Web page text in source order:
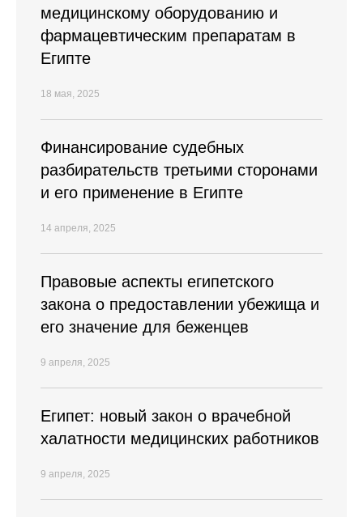
медицинскому оборудованию и
фармацевтическим препаратам в
Египте
18 мая, 2025
Финансирование судебных
разбирательств третьими сторонами
и его применение в Египте
14 апреля, 2025
Правовые аспекты египетского
закона о предоставлении убежища и
его значение для беженцев
9 апреля, 2025
Египет: новый закон о врачебной
халатности медицинских работников
9 апреля, 2025